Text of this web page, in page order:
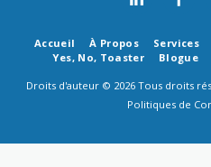
Accueil À Propos Services
Yes, No, Toaster
Blogue
Droits d'auteur © 2026 Tous droits
Politiques de